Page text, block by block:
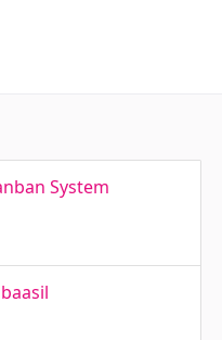
System